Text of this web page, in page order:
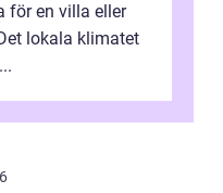
för en villa eller
lokala klimatet